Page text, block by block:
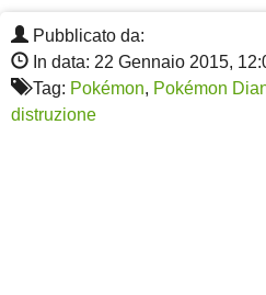
Pubblicato da:
In data: 22 Gennaio 2015,
Tag: Pokémon, Pokémon
distruzione